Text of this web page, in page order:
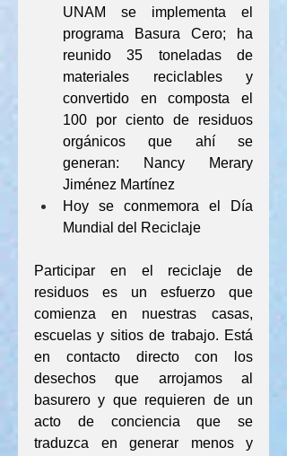
UNAM se implementa el
programa Basura Cero; ha
reunido 35 toneladas de
materiales reciclables y
convertido en composta el
100 por ciento de residuos
orgánicos que ahí se
generan: Nancy Merary
Jiménez Martínez
Hoy se conmemora el Día
Mundial del Reciclaje
Participar en el reciclaje de
residuos es un esfuerzo que
comienza en nuestras casas,
escuelas y sitios de trabajo. Está
en contacto directo con los
desechos que arrojamos al
basurero y que requieren de un
acto de conciencia que se
traduzca en generar menos y